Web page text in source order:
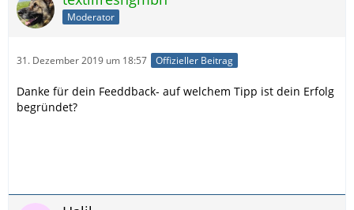
Moderator
31. Dezember 2019 um 18:57 Offizieller Beitrag
Danke für dein Feeddback- auf welchem Tipp ist dein Erfolg
begründet?